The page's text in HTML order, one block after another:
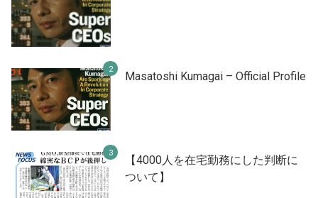
Masatoshi Kumagai – Official Profile
【4000人を在宅勤務にした判断に
ついて】